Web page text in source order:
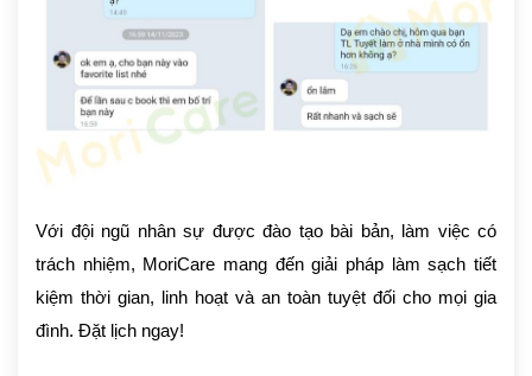
Với đội ngũ nhân sự được đào tạo bài bản, làm việc có
trách nhiệm, MoriCare mang đến giải pháp làm sạch tiết
kiệm thời gian, linh hoạt và an toàn tuyệt đối cho mọi gia
đình. Đặt lịch ngay!